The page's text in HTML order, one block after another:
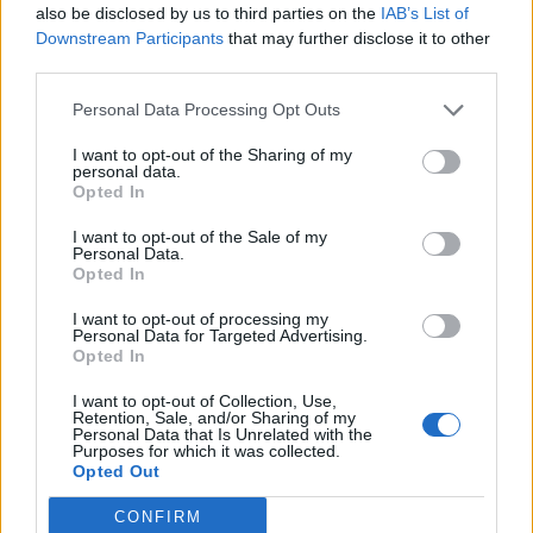
also be disclosed by us to third parties on the IAB’s List of
Downstream Participants that may further disclose it to other
Personal Data Processing Opt Outs
I want to opt-out of the Sharing of my
personal data.
Opted In
I want to opt-out of the Sale of my
Personal Data.
Opted In
I want to opt-out of processing my
Personal Data for Targeted Advertising.
Opted In
I want to opt-out of Collection, Use,
Retention, Sale, and/or Sharing of my
Personal Data that Is Unrelated with the
Purposes for which it was collected.
Opted Out
CONFIRM
φοβάται κάπως περισσότερο τις πίσω πτώσεις.
Ποια είναι η διαδικασία μέχρι το πρώτο μάθημα; Κάνεις
και κάποια προφορικά μαθήματα ή όχι;
Όλες οι απαραίτητες προφορικές πληροφορίες
δίνονται την ίδια στιγμή που ξεκινάει το μάθημα,
αλλά και κατά τη διάρκεια αυτού. Η προετοιμασία
που ακολουθούμε είναι ένα καλό ζέσταμα στις
αρθρώσεις που θα χρησιμοποιήσουμε, αλλά και
στο σώμα γενικά.
Υπάρχουν αρκετοί Έλληνες τροχοδρόμοι και θα ήταν πολύ
ωραίο να τους δούμε σε κάποιους Ολυμπιακούς Αγώνες,